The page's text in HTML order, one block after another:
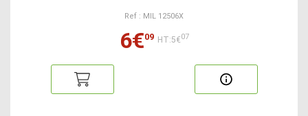
Ref : MIL 12506X
6€09 HT:5€07